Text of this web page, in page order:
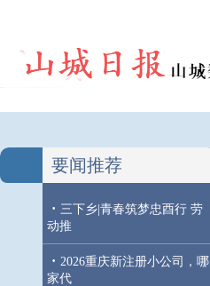
要闻推荐
· 三下乡|青春筑梦忠酉行 劳
动推
· 2026重庆新注册小公司，哪
家代